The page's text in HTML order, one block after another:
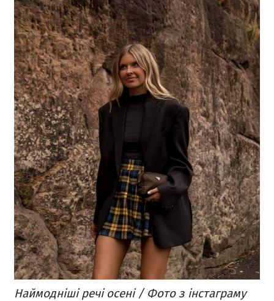
Наймодніші речі осені / Фото з інстаграму